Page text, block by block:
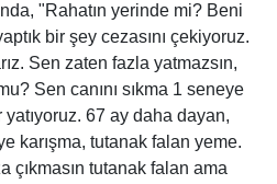
"Rahatın yerinde mi? Beni
bir şey cezasını çekiyoruz.
Sen zaten fazla yatmazsın,
Sen canını sıkma 1 seneye
yatıyoruz. 67 ay daha dayan,
karışma, tutanak falan yeme.
çıkmasın tutanak falan ama